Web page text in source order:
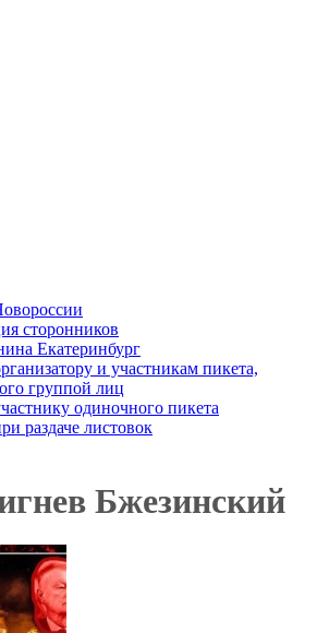
сторонников
Екатеринбург
и участникам пикета,
группой лиц
одиночного пикета
раздаче листовок
Бжезинский